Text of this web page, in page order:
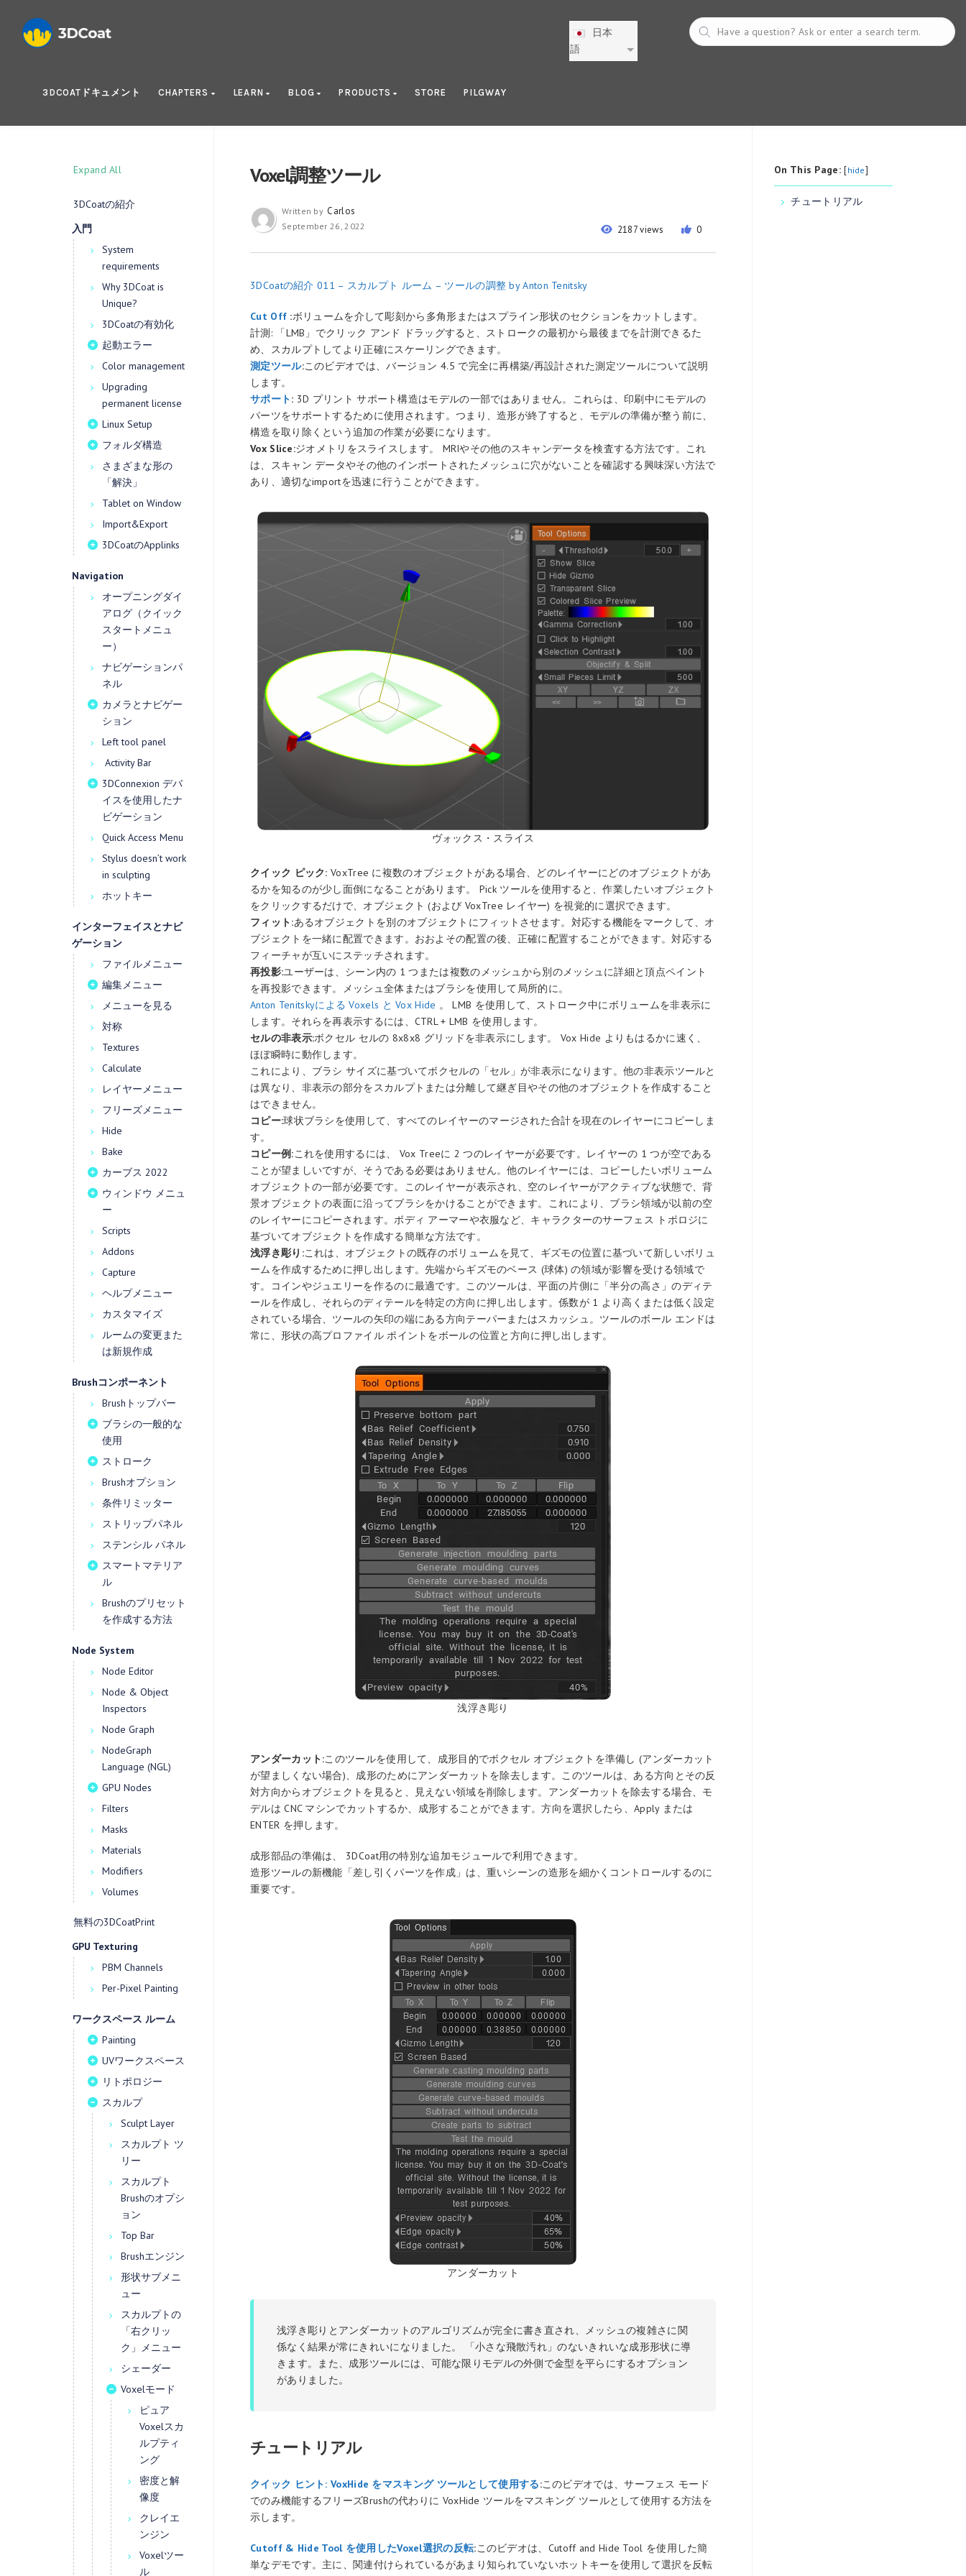
日本
語
3DCOATドキュメント CHAPTERS LEARN BLOG PRODUCTS STORE PILGWAY
Expand All
3DCoatの紹介
入門
System
requirements
Why 3DCoat is
Unique?
3DCoatの有効化
起動エラー
Color management
Upgrading
permanent license
Linux Setup
フォルダ構造
さまざまな形の
「解決」
Tablet on Window
Import&Export
3DCoatのApplinks
Navigation
オープニングダイ
アログ（クイック
スタートメニュ
ー）
ナビゲーションパ
ネル
カメラとナビゲー
ション
Left tool panel
Activity Bar
3DConnexion デバ
イスを使用したナ
ビゲーション
Quick Access Menu
Stylus doesn’t work
in sculpting
ホットキー
インターフェイスとナビ
ゲーション
ファイルメニュー
編集メニュー
メニューを見る
対称
Textures
Calculate
レイヤーメニュー
フリーズメニュー
Hide
Bake
カーブス 2022
ウィンドウ メニュ
ー
Scripts
Addons
Capture
ヘルプメニュー
カスタマイズ
ルームの変更また
は新規作成
Brushコンポーネント
Brushトップバー
ブラシの一般的な
使用
ストローク
Brushオプション
条件リミッター
ストリップパネル
ステンシル パネル
スマートマテリア
ル
Brushのプリセット
を作成する方法
Node System
Node Editor
Node & Object
Inspectors
Node Graph
NodeGraph
Language (NGL)
GPU Nodes
Filters
Masks
Materials
Modifiers
Volumes
無料の3DCoatPrint
GPU Texturing
PBM Channels
Per-Pixel Painting
ワークスペース ルーム
Painting
UVワークスペース
リトポロジー
スカルプ
Sculpt Layer
スカルプト ツ
リー
スカルプト
Brushのオプシ
ョン
Top Bar
Brushエンジン
形状サブメニ
ュー
スカルプトの
「右クリッ
ク」メニュー
シェーダー
Voxelモード
ピュア
Voxelスカ
ルプティ
ング
密度と解
像度
クレイエ
ンジン
Voxelツー
ル
Voxel調整ツール
2187 views 0
Written by Carlos
September 26, 2022
3DCoatの紹介 011 – スカルプト ルーム – ツールの調整 by Anton Tenitsky
Cut Off :ボリュームを介して彫刻から多角形またはスプライン形状のセクションをカットします。
計測: 「LMB」でクリック アンド ドラッグすると、ストロークの最初から最後までを計測できるた
め、スカルプトしてより正確にスケーリングできます。
測定ツール:このビデオでは、バージョン 4.5 で完全に再構築/再設計された測定ツールについて説明
します。
サポート: 3D プリント サポート構造はモデルの一部ではありません。これらは、印刷中にモデルの
パーツをサポートするために使用されます。つまり、造形が終了すると、モデルの準備が整う前に、
構造を取り除くという追加の作業が必要になります。
Vox Slice:ジオメトリをスライスします。 MRIやその他のスキャンデータを検査する方法です。これ
は、スキャン データやその他のインポートされたメッシュに穴がないことを確認する興味深い方法で
あり、適切なimportを迅速に行うことができます。
ヴォックス・スライス
クイック ピック: VoxTree に複数のオブジェクトがある場合、どのレイヤーにどのオブジェクトがあ
るかを知るのが少し面倒になることがあります。 Pick ツールを使用すると、作業したいオブジェクト
をクリックするだけで、オブジェクト (および VoxTree レイヤー) を視覚的に選択できます。
フィット:あるオブジェクトを別のオブジェクトにフィットさせます。対応する機能をマークして、オ
ブジェクトを一緒に配置できます。おおよその配置の後、正確に配置することができます。対応する
フィーチャが互いにステッチされます。
再投影:ユーザーは、シーン内の 1 つまたは複数のメッシュから別のメッシュに詳細と頂点ペイント
を再投影できます。メッシュ全体またはブラシを使用して局所的に。
Anton Tenitskyによる Voxels と Vox Hide 。 LMB を使用して、ストローク中にボリュームを非表示に
します。それらを再表示するには、CTRL + LMB を使用します。
セルの非表示:ボクセル セルの 8x8x8 グリッドを非表示にします。 Vox Hide よりもはるかに速く、
ほぼ瞬時に動作します。
これにより、ブラシ サイズに基づいてボクセルの「セル」が非表示になります。他の非表示ツールと
は異なり、非表示の部分をスカルプトまたは分離して継ぎ目やその他のオブジェクトを作成すること
はできません。
コピー:球状ブラシを使用して、すべてのレイヤーのマージされた合計を現在のレイヤーにコピーしま
す。
コピー例:これを使用するには、 Vox Treeに 2 つのレイヤーが必要です。レイヤーの 1 つが空である
ことが望ましいですが、そうである必要はありません。他のレイヤーには、コピーしたいボリューム
オブジェクトの一部が必要です。このレイヤーが表示され、空のレイヤーがアクティブな状態で、背
景オブジェクトの表面に沿ってブラシをかけることができます。これにより、ブラシ領域が以前の空
のレイヤーにコピーされます。ボディ アーマーや衣服など、キャラクターのサーフェス トポロジに
基づいてオブジェクトを作成する簡単な方法です。
浅浮き彫り:これは、オブジェクトの既存のボリュームを見て、ギズモの位置に基づいて新しいボリュ
ームを作成するために押し出します。先端からギズモのベース (球体) の領域が影響を受ける領域で
す。コインやジュエリーを作るのに最適です。このツールは、平面の片側に「半分の高さ」のディテ
ールを作成し、それらのディテールを特定の方向に押し出します。係数が 1 より高くまたは低く設定
されている場合、ツールの矢印の端にある方向テーパーまたはスカッシュ。ツールのボール エンドは
常に、形状の高プロファイル ポイントをボールの位置と方向に押し出します。
浅浮き彫り
アンダーカット:このツールを使用して、成形目的でボクセル オブジェクトを準備し (アンダーカット
が望ましくない場合)、成形のためにアンダーカットを除去します。このツールは、ある方向とその反
対方向からオブジェクトを見ると、見えない領域を削除します。アンダーカットを除去する場合、モ
デルは CNC マシンでカットするか、成形することができます。方向を選択したら、Apply または
ENTER を押します。
成形部品の準備は、 3DCoat用の特別な追加モジュールで利用できます。
造形ツールの新機能「差し引くパーツを作成」は、重いシーンの造形を細かくコントロールするのに
重要です。
アンダーカット
浅浮き彫りとアンダーカットのアルゴリズムが完全に書き直され、メッシュの複雑さに関
係なく結果が常にきれいになりました。 「小さな飛散汚れ」のないきれいな成形形状に導
きます。また、成形ツールには、可能な限りモデルの外側で金型を平らにするオプション
がありました。
チュートリアル
クイック ヒント: VoxHide をマスキング ツールとして使用する:このビデオでは、サーフェス モード
でのみ機能するフリーズBrushの代わりに VoxHide ツールをマスキング ツールとして使用する方法を
示します。
Cutoff & Hide Tool を使用したVoxel選択の反転:このビデオは、Cutoff and Hide Tool を使用した簡
単なデモです。主に、関連付けられているがあまり知られていないホットキーを使用して選択を反転
On This Page:[hide]
チュートリアル